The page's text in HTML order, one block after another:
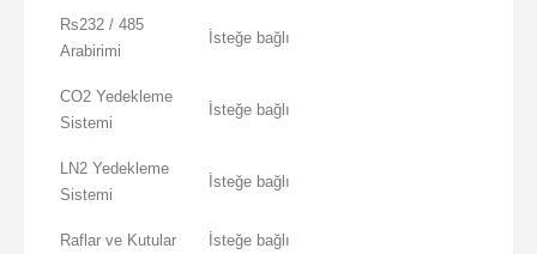
Rs232 / 485
Arabirimi
İsteğe bağlı
CO2 Yedekleme
Sistemi
İsteğe bağlı
LN2 Yedekleme
Sistemi
İsteğe bağlı
Raflar ve Kutular İsteğe bağlı